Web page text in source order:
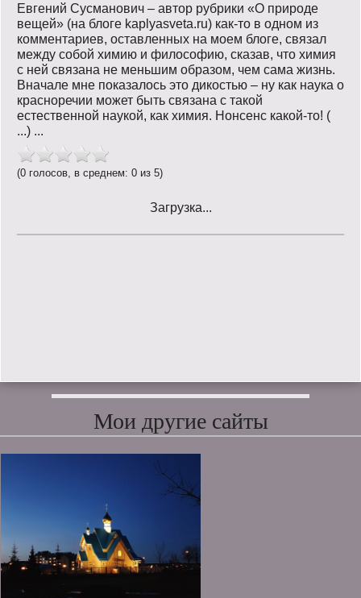
Евгений Сусманович – автор рубрики «О природе
вещей» (на блоге kaplyasveta.ru) как-то в одном из
комментариев, оставленных на моем блоге, связал
между собой химию и философию, сказав, что химия
с ней связана не меньшим образом, чем сама жизнь.
Вначале мне показалось это дикостью – ну как наука о
красноречии может быть связана с такой
естественной наукой, как химия. Нонсенс какой-то! (
...) ...
(0 голосов, в среднем: 0 из 5)
Загрузка...
Мои другие сайты